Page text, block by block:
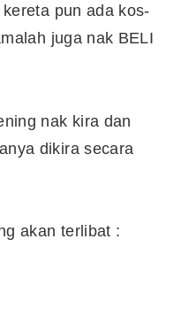
pun ada kos-
juga nak BELI
nak kira dan
dikira secara
akan terlibat :